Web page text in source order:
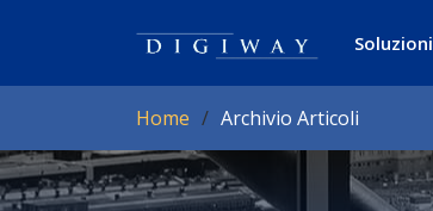
Soluzioni
Home Archivio Articoli